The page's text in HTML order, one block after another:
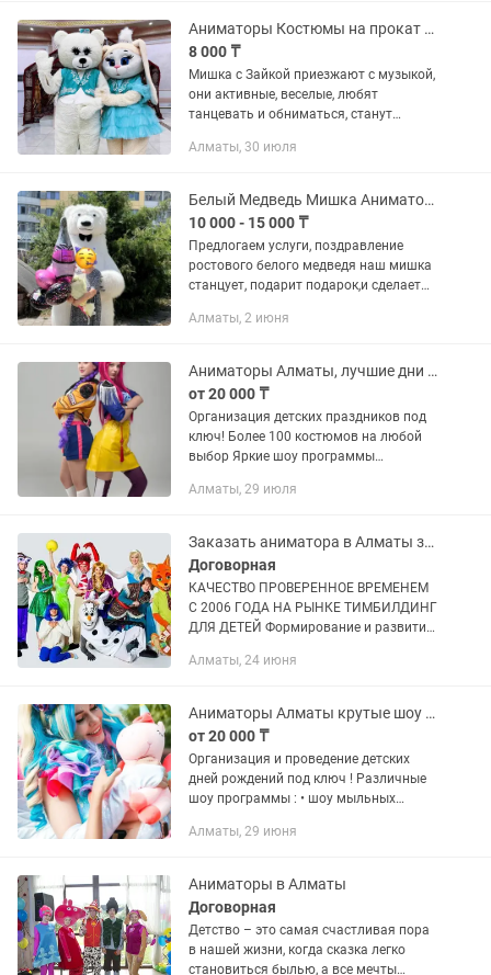
Аниматоры Костюмы на прокат Тедди ЗАЙКА қазақша образ
8 000 ₸
Мишка с Зайкой приезжают с музыкой,
они активные, веселые, любят
танцевать и обниматься, станут
праздника😇💥 🥳🥳🥳 ✅бомбическое
✅обнимашки...
Алматы, 30 июля
Белый Медведь Мишка Аниматоры
10 000 - 15 000 ₸
Предлогаем услуги, поздравление
ростового белого медведя наш мишка
станцует, подарит подарок,и сделает
Музыкальное сопровождение, шары,
Алматы, 2 июня
Аниматоры Алматы, лучшие дни рождения
от 20 000 ₸
Организация детских праздников под
ключ! Более 100 костюмов на любой
выбор Яркие шоу программы
пузырей •серебряная дискотека
Алматы, 29 июля
Заказать аниматора в Алматы заказать тимбилдинг для детей в Алматы
Договорная
КАЧЕСТВО ПРОВЕРЕННОЕ ВРЕМЕНЕМ
С 2006 ГОДА НА РЫНКЕ ТИМБИЛДИНГ
ДЛЯ ДЕТЕЙ Формирование и развитие
бизнес-проектах, но и в школьных
Алматы, 24 июня
Аниматоры Алматы крутые шоу программы детские дни рождения
от 20 000 ₸
Организация и проведение детских
дней рождений под ключ ! Различные
шоу программы : • шоу мыльных
азотное шоу • клик кляк (шоу на ощупь)
Алматы, 29 июня
Аниматоры в Алматы
Договорная
Детство – это самая счастливая пора
в нашей жизни, когда сказка легко
становиться былью, а все мечты